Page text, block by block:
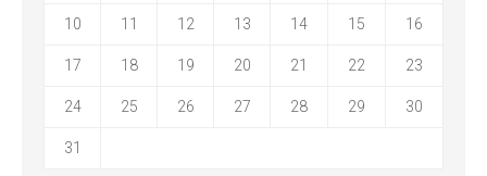
10 11 12 13 14 15 16
17 18 19 20 21 22 23
24 25 26 27 28 29 30
31